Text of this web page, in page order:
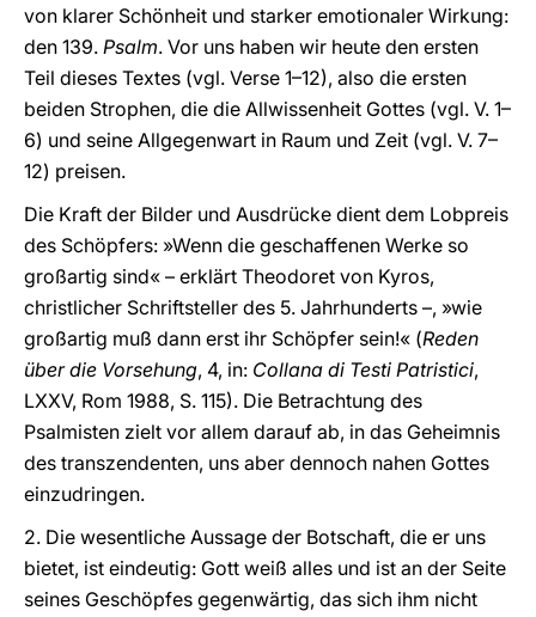
von klarer Schönheit und starker emotionaler Wirkung:
den 139. Psalm. Vor uns haben wir heute den ersten
Teil dieses Textes (vgl. Verse 1–12), also die ersten
beiden Strophen, die die Allwissenheit Gottes (vgl. V. 1–
6) und seine Allgegenwart in Raum und Zeit (vgl. V. 7–
12) preisen.
Die Kraft der Bilder und Ausdrücke dient dem Lobpreis
des Schöpfers: »Wenn die geschaffenen Werke so
großartig sind« – erklärt Theodoret von Kyros,
christlicher Schriftsteller des 5. Jahrhunderts –, »wie
großartig muß dann erst ihr Schöpfer sein!« (Reden
über die Vorsehung, 4, in: Collana di Testi Patristici,
LXXV, Rom 1988, S. 115). Die Betrachtung des
Psalmisten zielt vor allem darauf ab, in das Geheimnis
des transzendenten, uns aber dennoch nahen Gottes
einzudringen.
2. Die wesentliche Aussage der Botschaft, die er uns
bietet, ist eindeutig: Gott weiß alles und ist an der Seite
seines Geschöpfes gegenwärtig, das sich ihm nicht